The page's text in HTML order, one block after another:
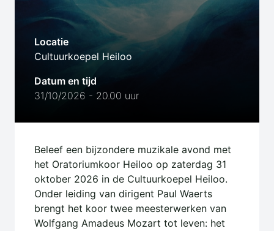
Locatie
Cultuurkoepel Heiloo
Datum en tijd
31/10/2026 - 20.00 uur
Beleef een bijzondere muzikale avond met
het Oratoriumkoor Heiloo op zaterdag 31
oktober 2026 in de Cultuurkoepel Heiloo.
Onder leiding van dirigent Paul Waerts
brengt het koor twee meesterwerken van
Wolfgang Amadeus Mozart tot leven: het